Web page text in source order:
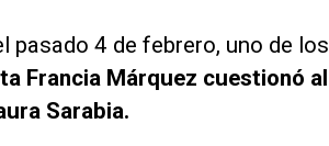
pasado 4 de febrero, uno de los
Francia Márquez cuestionó al
Sarabia.